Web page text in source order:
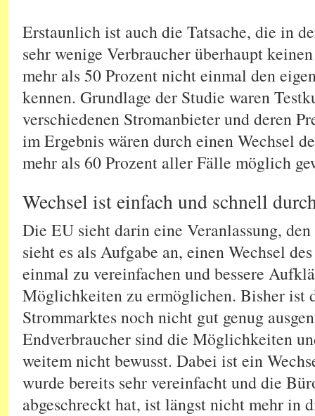
Erstaunlich ist auch die Tatsache, die in
sehr wenige Verbraucher überhaupt
mehr als 50 Prozent nicht einmal den
kennen. Grundlage der Studie waren
verschiedenen Stromanbieter und deren
im Ergebnis wären durch einen Wechsel
mehr als 60 Prozent aller Fälle möglich
Wechsel ist einfach und schnell
Die EU sieht darin eine Veranlassung,
sieht es als Aufgabe an, einen Wechsel
einmal zu vereinfachen und bessere
Möglichkeiten zu ermöglichen. Bisher ist
Strommarktes noch nicht gut genug
Endverbraucher sind die Möglichkeiten
weitem nicht bewusst. Dabei ist ein
wurde bereits sehr vereinfacht und die
abgeschreckt hat, ist längst nicht mehr in